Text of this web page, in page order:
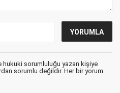
hukuki sorumluluğu yazan kişiye
sorumlu değildir. Her bir yorum